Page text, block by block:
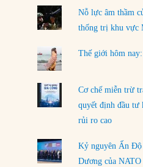
31/07/2026
LOAD
Nỗ lực âm thầm
thống trị khu vực
Thế giới hôm
Cơ chế miễn trừ
quyết định đầu tư
rủi ro cao
Kỷ nguyên Ấn
Dương của NATO